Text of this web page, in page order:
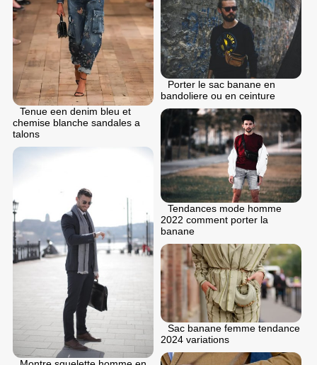
Tenue een denim bleu et
chemise blanche sandales a
talons
Porter le sac banane en
bandoliere ou en ceinture
Tendances mode homme
2022 comment porter la
banane
Sac banane femme tendance
2024 variations